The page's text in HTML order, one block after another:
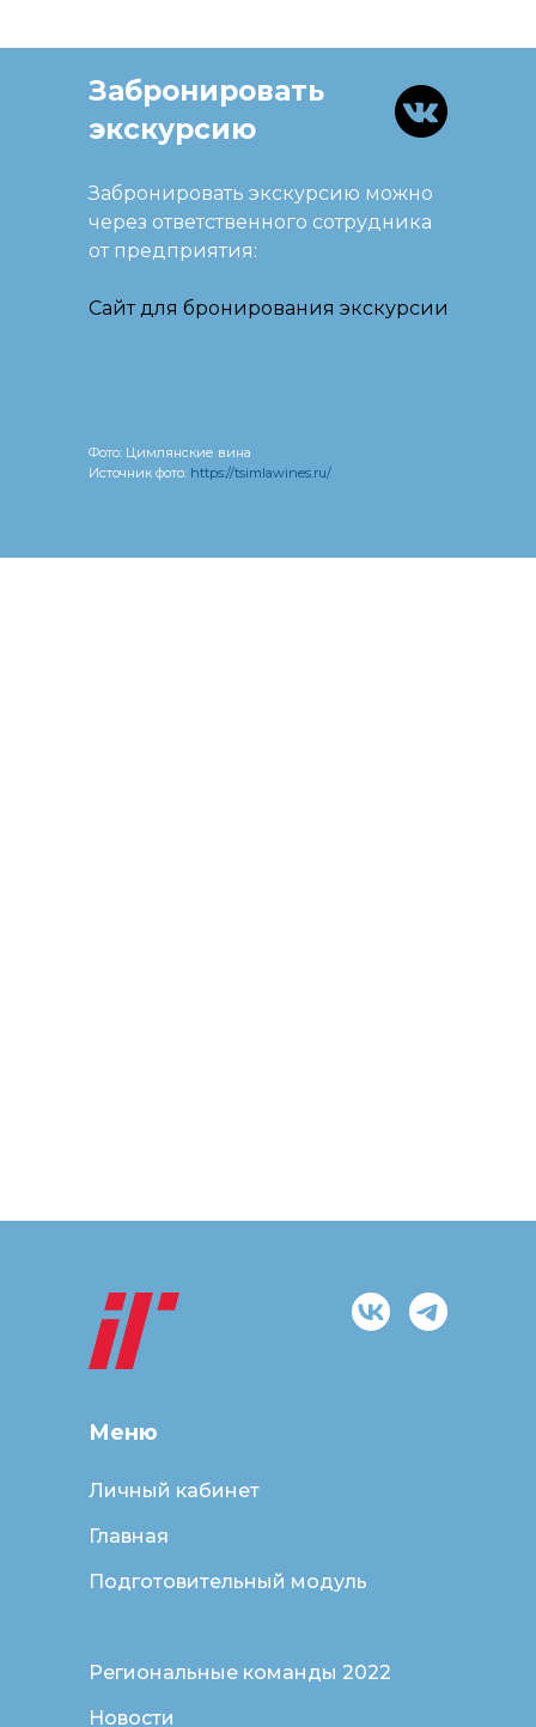
Забронировать
экскурсию
Забронировать экскурсию можно
через ответственного сотрудника
от предприятия:
Сайт для бронирования экскурсии
Фото: Цимлянские вина
Источник фото: https://tsimlawines.ru/
Меню
Главная
Подготовительный модуль
Личный кабинет
Новости
Региональные команды 2022